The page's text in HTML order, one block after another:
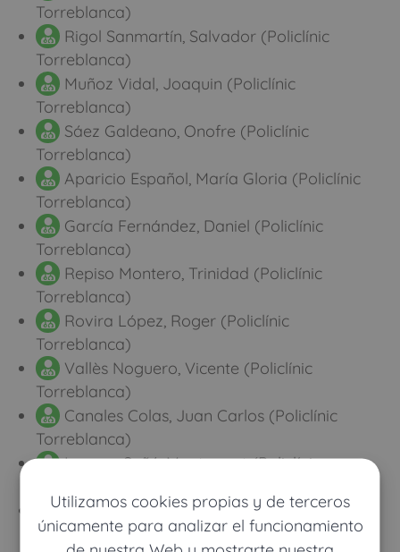
Utilizamos cookies propias y de terceros
únicamente para analizar el funcionamiento
Torreblanca)
Rigol Sanmartín, Salvador (Policlínic
Torreblanca)
Muñoz Vidal, Joaquin (Policlínic
Torreblanca)
Sáez Galdeano, Onofre (Policlínic
Torreblanca)
Aparicio Español, María Gloria (Policlínic
Torreblanca)
García Fernández, Daniel (Policlínic
Torreblanca)
Repiso Montero, Trinidad (Policlínic
Torreblanca)
Rovira López, Roger (Policlínic
Torreblanca)
Vallès Noguero, Vicente (Policlínic
Torreblanca)
Canales Colas, Juan Carlos (Policlínic
Torreblanca)
Insense Suñé, Montserrat (Policlínic
Marina Pereyra, Carmen (Policlínic
Torreblanca)